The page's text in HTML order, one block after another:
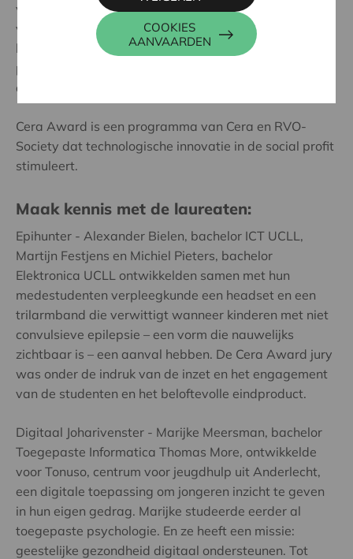
voor het eerst ook Cocreatie Cera Awards uitgereikt
voor interdisciplinair samenwerken. De jury was
bijzonder verheugd over de hoge kwaliteit van de
projecten en de zeer sterke sociale competenties van
de laureaten.
Cera Award is een programma van Cera en RVO-
Society dat technologische innovatie in de social profit
stimuleert.
Maak kennis met de laureaten:
Epihunter - Alexander Bielen, bachelor ICT UCLL,
Martijn Festjens en Michiel Pieters, bachelor
Elektronica UCLL ontwikkelden samen met hun
medestudenten verpleegkunde een headset en een
trilarmband die verwittigt wanneer kinderen met niet
convulsieve epilepsie – een vorm die nauwelijks
zichtbaar is – een aanval hebben. De Cera Award jury
was onder de indruk van de inzet en het engagement
van de studenten en het beloftevolle eindproduct.
Digitaal Joharivenster - Marijke Meersman, bachelor
Toegepaste Informatica Thomas More, ontwikkelde
voor Tonuso, centrum voor jeugdhulp uit Anderlecht,
een digitale toepassing om jongeren inzicht te geven
in hun eigen gedrag. Marijke studeerde eerder al
toegepaste psychologie. En ze heeft een missie:
geestelijke gezondheid digitaal ondersteunen. Tot
COOKIES
AANVAARDEN